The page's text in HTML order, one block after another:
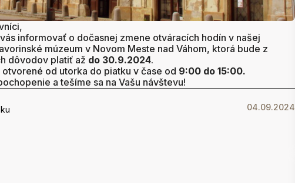
informovať o dočasnej zmene otváracích hodín v našej
múzeum v Novom Meste nad Váhom, ktorá bude z
dôvodov platiť až do 30.9.2024.
od utorka do piatku v čase od 9:00 do 15:00.
a tešíme sa na Vašu návštevu!
04.09.2024